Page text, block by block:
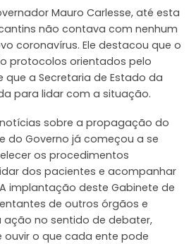
Mauro Carlesse, até esta
não contava com nenhum
coronavírus. Ele destacou que o
protocolos orientados pelo
que a Secretaria de Estado da
para lidar com a situação.
notícias sobre a propagação do
do Governo já começou a se
os procedimentos
dos pacientes e acompanhar
implantação deste Gabinete de
de outros órgãos e
ação no sentido de debater,
ouvir o que cada ente pode